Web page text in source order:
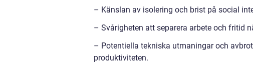
– Känslan av isolering och brist på social
– Svårigheten att separera arbete och fritid
– Potentiella tekniska utmaningar och
produktiviteten.